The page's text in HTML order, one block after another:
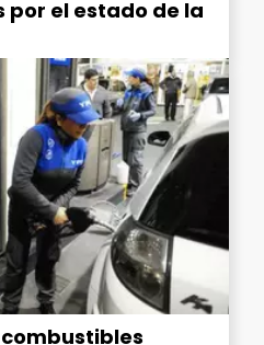
por el estado de la